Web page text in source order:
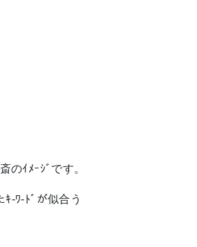
のｲﾒｰｼﾞです。
-ﾜ-ﾄﾞが似合う